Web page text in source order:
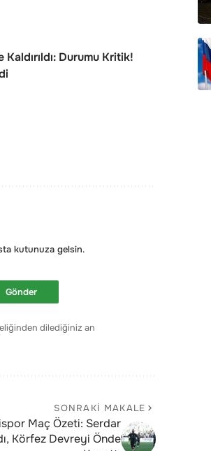
Durumu Kritik!
kutunuza gelsin.
Gönder
dilediğiniz an
SONRAKI MAKALE
Maç Özeti: Serdar
Körfez Devreyi Önde